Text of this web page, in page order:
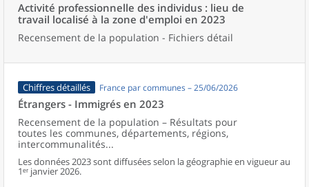
Activité professionnelle des individus : lieu de
travail localisé à la zone d'emploi en 2023
Recensement de la population - Fichiers détail
Chiffres détaillés France par communes – 25/06/2026
Étrangers - Immigrés en 2023
Recensement de la population – Résultats pour
toutes les communes, départements, régions,
intercommunalités...
Les données 2023 sont diffusées selon la géographie en vigueur au
1ᵉʳ janvier 2026.